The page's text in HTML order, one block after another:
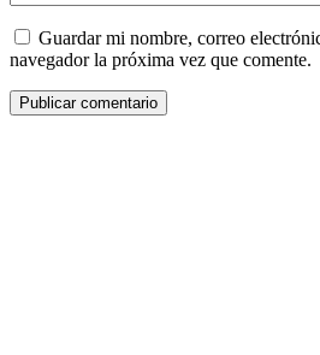
Guardar mi nombre, correo
navegador la próxima vez que comente.